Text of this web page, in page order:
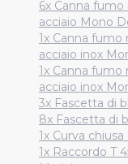
6x Canna
acciaio Mono
1x Canna
acciaio inox
1x Canna
acciaio inox
3x Fascetta di
8x Fascetta di
1x Curva
1x Raccordo T